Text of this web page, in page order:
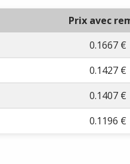
Prix avec
0.1667 €
0.1427 €
0.1407 €
0.1196 €